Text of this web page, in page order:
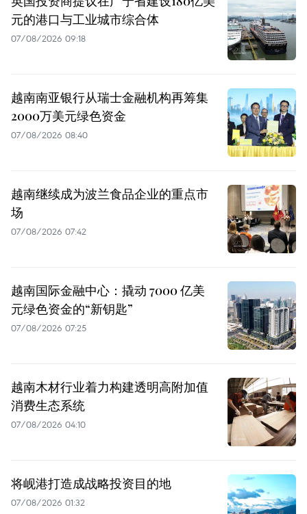
元的港口与工业城市综合体
07/08/2026 09:18
越南南亚银行从瑞士金融机构再筹集
2000万美元绿色资金
07/08/2026 08:40
越南继续成为波兰食品企业的重点市
场
07/08/2026 07:42
越南国际金融中心：撬动 7000 亿美
元绿色资金的“新钥匙”
07/08/2026 07:25
越南木材行业着力构建透明高附加值
消费生态系统
07/08/2026 04:10
将岘港打造成战略投资目的地
07/08/2026 01:32